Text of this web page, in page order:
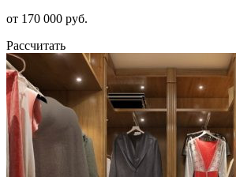
от 170 000 руб.
Рассчитать